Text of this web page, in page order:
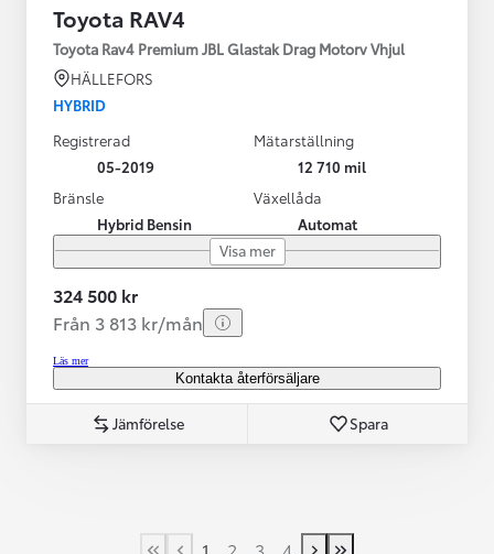
Toyota RAV4
Toyota Rav4 Premium JBL Glastak Drag Motorv Vhjul
HÄLLEFORS
HYBRID
Registrerad
05-2019
Mätarställning
12 710 mil
Bränsle
Hybrid Bensin
Växellåda
Automat
Visa mer
324 500 kr
Från 3 813 kr/mån
Läs mer
Kontakta återförsäljare
Jämförelse Spara
1 2 3 4